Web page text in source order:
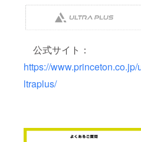
公式サイト：
https://www.princeton.co.jp/
ltraplus/